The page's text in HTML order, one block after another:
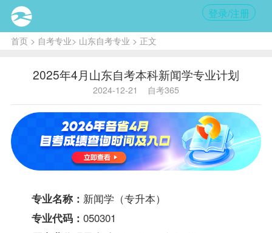
登录/注册
首页> 自考专业> 山东自考专业 > 正文
2025年4月山东自考本科新闻学专业计划
2024-12-21 自考365
专业名称： 新闻学（专升本）
专业代码： 050301